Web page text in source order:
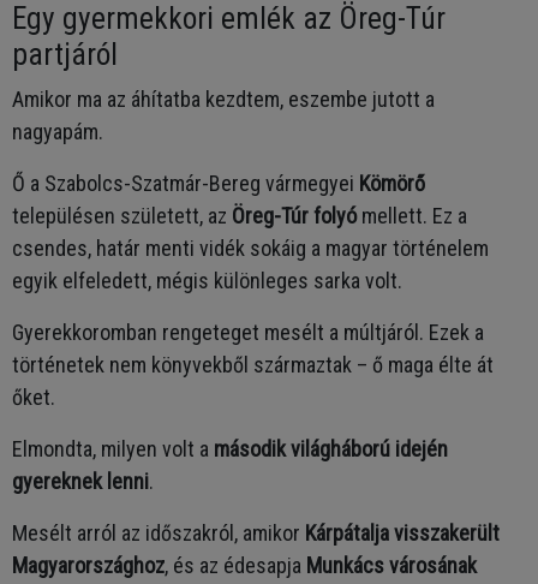
Egy gyermekkori emlék az Öreg-Túr
partjáról
Amikor ma az áhítatba kezdtem, eszembe jutott a
nagyapám.
Ő a Szabolcs-Szatmár-Bereg vármegyei Kömörő
településen született, az Öreg-Túr folyómellett. Ez a
csendes, határ menti vidék sokáig a magyar történelem
egyik elfeledett, mégis különleges sarka volt.
Gyerekkoromban rengeteget mesélt a múltjáról. Ezek a
történetek nem könyvekből származtak – ő maga élte át
őket.
Elmondta, milyen volt a második világháború idején
gyereknek lenni.
Mesélt arról az időszakról, amikor Kárpátalja visszakerült
Magyarországhoz, és az édesapja Munkács városának